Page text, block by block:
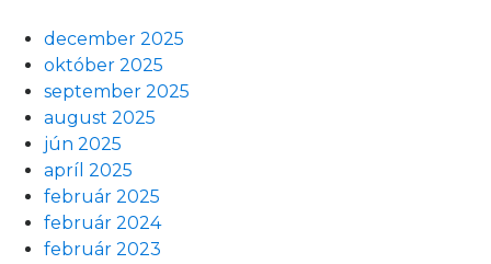
december 2025
október 2025
september 2025
august 2025
jún 2025
apríl 2025
február 2025
február 2024
február 2023